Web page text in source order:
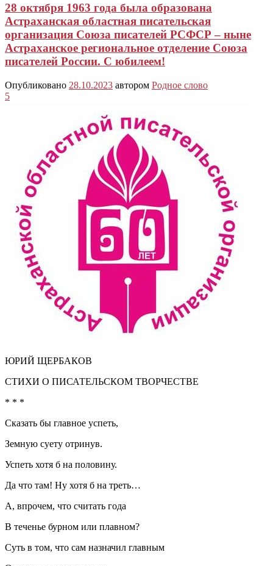
28 октября 1963 года была образована
Астраханская областная писательская
организация Союза писателей РСФСР – ныне
Астраханское региональное отделение Союза
писателей России. С юбилеем!
Опубликовано 28.10.2023 автором Родное слово
5
ЮРИЙ ЩЕРБАКОВ
СТИХИ О ПИСАТЕЛЬСКОМ ТВОРЧЕСТВЕ
* * *
Сказать бы главное успеть,
Земную суету отринув.
Успеть хотя б на половину.
Да что там! Ну хотя б на треть…
А, впрочем, что считать года
В теченье бурном или плавном?
Суть в том, что сам назначил главным